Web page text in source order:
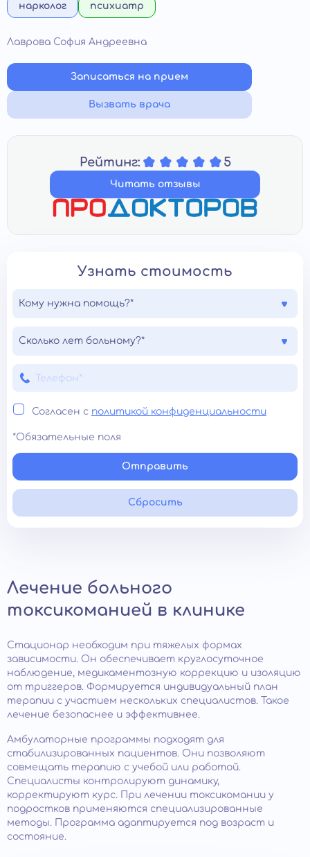
нарколог психиатр
Лаврова София Андреевна
Записаться на прием
Вызвать врача
Рейтинг: 5
Читать отзывы
Узнать стоимость
Кому нужна помощь?*
Сколько лет больному?*
Согласен с политикой конфиденциальности
*Обязательные поля
Отправить
Сбросить
Лечение больного
токсикоманией в клинике
Стационар необходим при тяжелых формах
зависимости. Он обеспечивает круглосуточное
наблюдение, медикаментозную коррекцию и изоляцию
от триггеров. Формируется индивидуальный план
терапии с участием нескольких специалистов. Такое
лечение безопаснее и эффективнее.
Амбулаторные программы подходят для
стабилизированных пациентов. Они позволяют
совмещать терапию с учебой или работой.
Специалисты контролируют динамику,
корректируют курс. При лечении токсикомании у
подростков применяются специализированные
методы. Программа адаптируется под возраст и
состояние.